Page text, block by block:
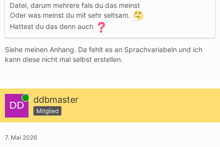
Datei, darum mehrere fals du das meinst
Oder was meinst du mit sehr seltsam.
Hattest du das denn auch
Siehe meinen Anhang. Da fehlt es an Sprachvariabeln und ich
kann diese nicht mal selbst erstellen.
Online ddbmaster
Mitglied
7. Mai 2026